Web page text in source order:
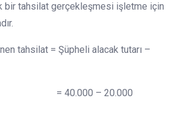
bir tahsilat gerçekleşmesi işletme için
tahsilat = Şüpheli alacak tutarı –
– 20.000